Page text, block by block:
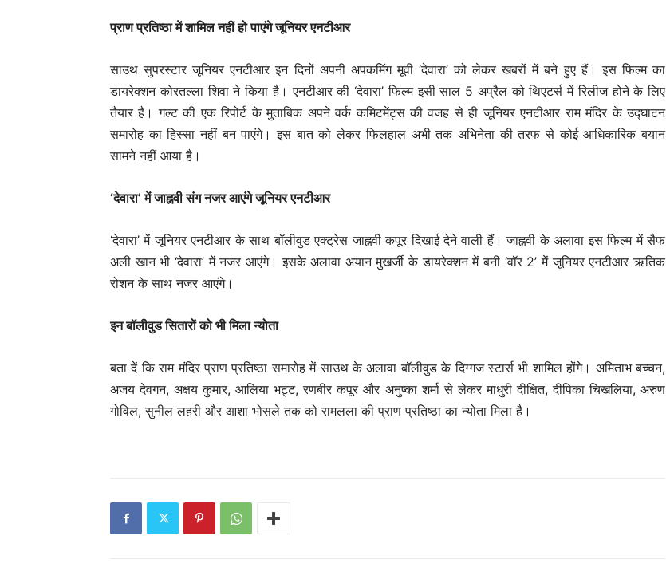
प्राण प्रतिष्ठा में शामिल नहीं हो पाएंगे जूनियर एनटीआर
साउथ सुपरस्टार जूनियर एनटीआर इन दिनों अपनी अपकमिंग मूवी ‘देवारा’ को लेकर खबरों में बने हुए हैं। इस फिल्म का
डायरेक्शन कोरतल्ला शिवा ने किया है। एनटीआर की ‘देवारा’ फिल्म इसी साल 5 अप्रैल को थिएटर्स में रिलीज होने के लिए
तैयार है। गल्ट की एक रिपोर्ट के मुताबिक अपने वर्क कमिटमेंट्स की वजह से ही जूनियर एनटीआर राम मंदिर के उद्घाटन
समारोह का हिस्सा नहीं बन पाएंगे। इस बात को लेकर फिलहाल अभी तक अभिनेता की तरफ से कोई आधिकारिक बयान
सामने नहीं आया है।
‘देवारा’ में जाह्नवी संग नजर आएंगे जूनियर एनटीआर
‘देवारा’ में जूनियर एनटीआर के साथ बॉलीवुड एक्ट्रेस जाह्नवी कपूर दिखाई देने वाली हैं। जाह्नवी के अलावा इस फिल्म में सैफ
अली खान भी ‘देवारा’ में नजर आएंगे। इसके अलावा अयान मुखर्जी के डायरेक्शन में बनी ‘वॉर 2’ में जूनियर एनटीआर ऋतिक
रोशन के साथ नजर आएंगे।
इन बॉलीवुड सितारों को भी मिला न्योता
बता दें कि राम मंदिर प्राण प्रतिष्ठा समारोह में साउथ के अलावा बॉलीवुड के दिग्गज स्टार्स भी शामिल होंगे। अमिताभ बच्चन,
अजय देवगन, अक्षय कुमार, आलिया भट्ट, रणबीर कपूर और अनुष्का शर्मा से लेकर माधुरी दीक्षित, दीपिका चिखलिया, अरुण
गोविल, सुनील लहरी और आशा भोसले तक को रामलला की प्राण प्रतिष्ठा का न्योता मिला है।